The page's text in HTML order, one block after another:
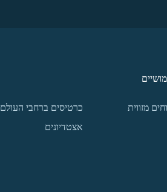
מזווית
כרטיסים ברחבי העולם
אצטדיונים